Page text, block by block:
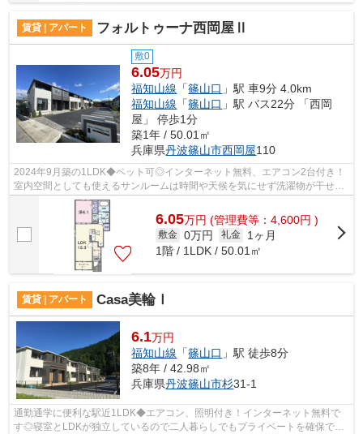
賃貸 | アパート フォルトゥーナ西岡屋Ⅱ
敷0
6.05万円
福知山線 「篠山口 」駅 車9分 4.0km
福知山線 「篠山口 」駅 バス22分 「西岡
屋」 停歩1分
築1年 / 50.01㎡
兵庫県丹波篠山市西岡屋110
2024年9月築の1LDK◆ペット可◎インターネット無料、エアコン2台付き！
室内空間としても使えるサンルームは時間や天候を気にせず洗濯物が干せ、
花粉黄砂対策にもいいですね♪経済的な都市...
6.05万円 (管理費等：4,600円 )
敷金 0万円 礼金
1ヶ月
1階 / 1LDK / 50.01㎡
賃貸 | アパート Casa美輪Ⅰ
6.1万円
福知山線 「篠山口 」駅 徒歩8分
築8年 / 42.98㎡
兵庫県丹波篠山市杉31-1
通勤通学に便利な駅近1LDK◆エアコン、照明付き！インターネット無料で
す◎寝室とLDKが独立しているので二人暮らしでもプライベートを確保でき